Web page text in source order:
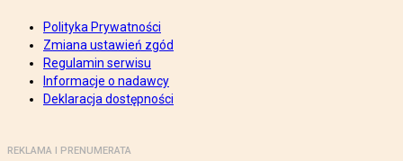
Polityka Prywatności
Zmiana ustawień zgód
Regulamin serwisu
Informacje o nadawcy
Deklaracja dostępności
REKLAMA I PRENUMERATA